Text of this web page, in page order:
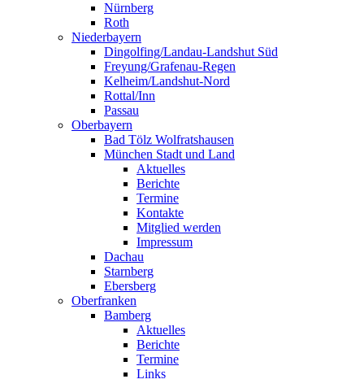
Nürnberg
Roth
Niederbayern
Dingolfing/Landau-Landshut Süd
Freyung/Grafenau-Regen
Kelheim/Landshut-Nord
Rottal/Inn
Passau
Oberbayern
Bad Tölz Wolfratshausen
München Stadt und Land
Aktuelles
Berichte
Termine
Kontakte
Mitglied werden
Impressum
Dachau
Starnberg
Ebersberg
Oberfranken
Bamberg
Aktuelles
Berichte
Termine
Links